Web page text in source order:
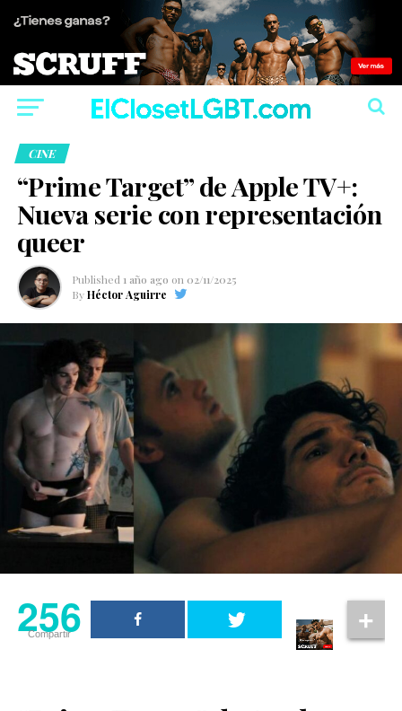
CINE
“Prime Target” de Apple TV+:
Nueva serie con representación
queer
Published 1 año ago on 02/11/2025
By Héctor Aguirre
256
Compartir